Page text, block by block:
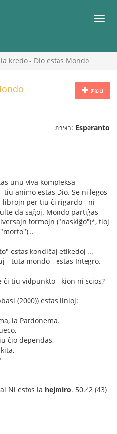
เมนู
kredo - Dio estas Mondo
ตอบ
ภาษา: Esperanto
unu viva kompleksa
tiu animo estas Dio. Se ni legos
librojn per tiu ĉi rigardo - ni
da saĝoj. Mondo partiĝas
formojn ("naskiĝo")*, tioj
estas kondiĉaj etikedoj ...
- tuta mondo - estas Integro.
ĉi tiu vidpunkto - kion ni scios?
(2000)) estas linioj:
la Pardonema.
ĉio dependas,
Ni estos la hejmiro. 50.42 (43)